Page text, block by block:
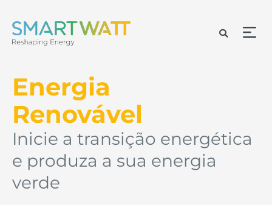
Energia
Renovável
Inicie a transição energética
e produza a sua energia
verde